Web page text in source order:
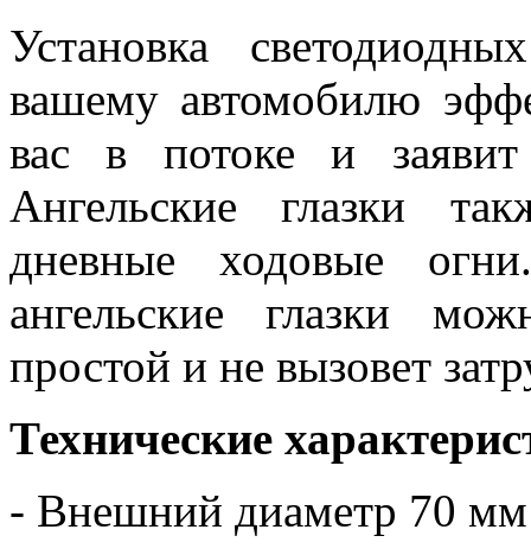
Установка
вашему автомобилю
вас в потоке и
Ангельские глазки
дневные ходовые
ангельские глазки
простой и не вызовет
Технические
- Внешний диаметр 70 мм